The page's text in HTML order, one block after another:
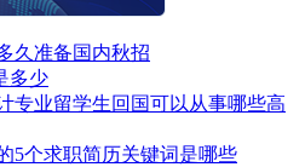
久准备国内秋招
多少
专业留学生回国可以从事哪些高
5个求职简历关键词是哪些